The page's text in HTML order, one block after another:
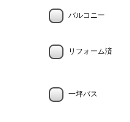
バルコニー
リフォーム済
一坪バス